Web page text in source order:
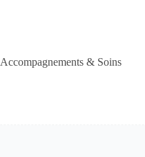
Accompagnements & Soins